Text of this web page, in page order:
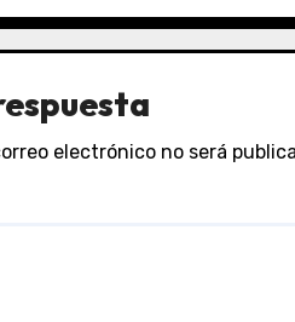
electrónico no será